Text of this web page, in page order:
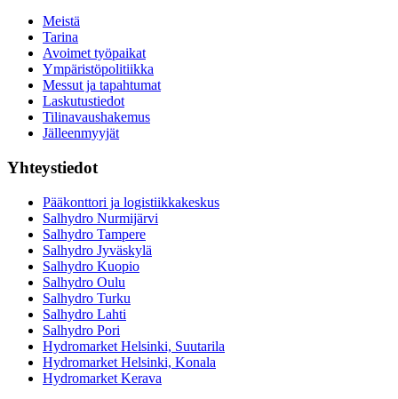
Meistä
Tarina
Avoimet työpaikat
Ympäristöpolitiikka
Messut ja tapahtumat
Laskutustiedot
Tilinavaushakemus
Jälleenmyyjät
Yhteystiedot
Pääkonttori ja logistiikkakeskus
Salhydro Nurmijärvi
Salhydro Tampere
Salhydro Jyväskylä
Salhydro Kuopio
Salhydro Oulu
Salhydro Turku
Salhydro Lahti
Salhydro Pori
Hydromarket Helsinki, Suutarila
Hydromarket Helsinki, Konala
Hydromarket Kerava